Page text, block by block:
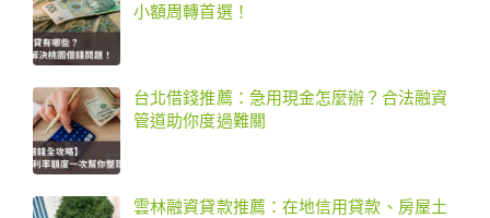
小額周轉首選！
台北借錢推薦：急用現金怎麼辦？合法融資
管道助你度過難關
雲林融資貸款推薦：在地信用貸款、房屋土